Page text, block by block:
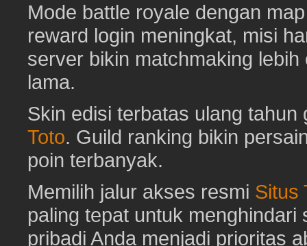
Mode battle royale dengan
reward login meningkat, misi
server bikin matchmaking
lama.
Skin edisi terbatas ulang
Toto. Guild ranking bikin
poin terbanyak.
Memilih jalur akses resmi Situs
paling tepat untuk
pribadi Anda menjadi prioritas